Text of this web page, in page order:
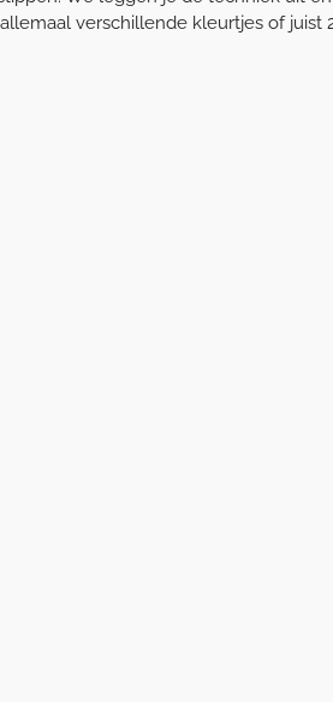
verschillende kleurtjes of juist